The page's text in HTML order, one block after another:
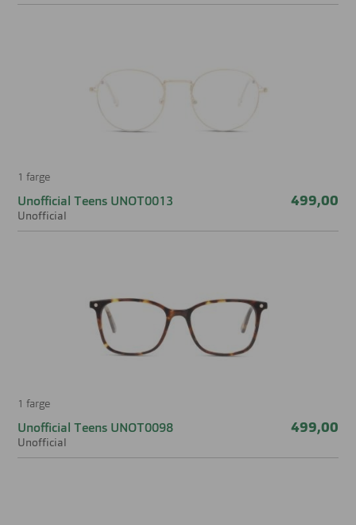
1 farge
Unofficial Teens UNOT0013
Unofficial
499,00
1 farge
Unofficial Teens UNOT0098
Unofficial
499,00